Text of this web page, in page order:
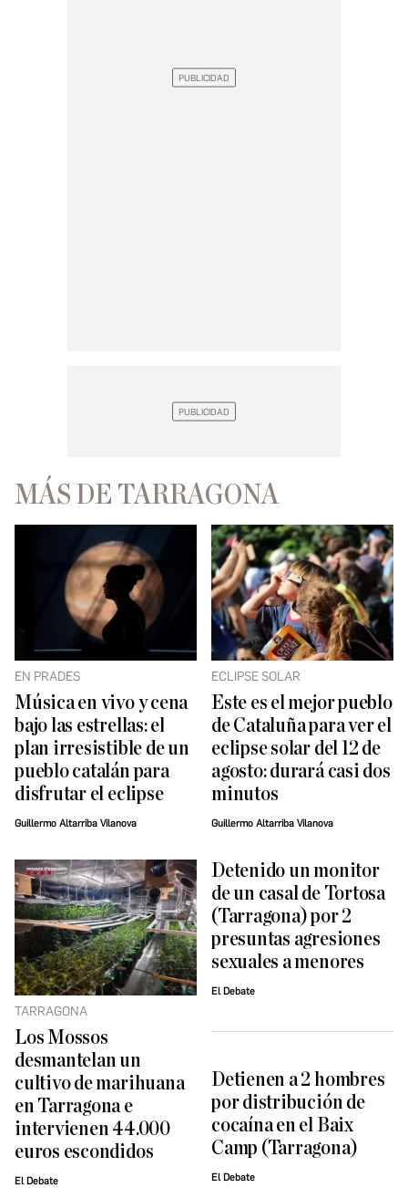
MÁS DE TARRAGONA
EN PRADES
Música en vivo y cena
bajo las estrellas: el
plan irresistible de un
pueblo catalán para
disfrutar el eclipse
Guillermo Altarriba Vilanova
ECLIPSE SOLAR
Este es el mejor pueblo
de Cataluña para ver el
eclipse solar del 12 de
agosto: durará casi dos
minutos
Guillermo Altarriba Vilanova
TARRAGONA
Los Mossos
desmantelan un
cultivo de marihuana
en Tarragona e
intervienen 44.000
euros escondidos
El Debate
Detenido un monitor
de un casal de Tortosa
(Tarragona) por 2
presuntas agresiones
sexuales a menores
El Debate
Detienen a 2 hombres
por distribución de
cocaína en el Baix
Camp (Tarragona)
El Debate